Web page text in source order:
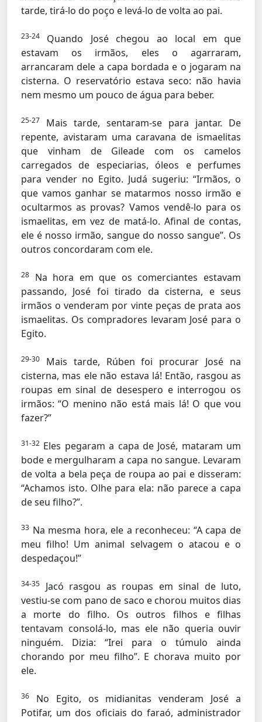
tarde, tirá-lo do poço e levá-lo de volta ao pai.
23-24
Quando José chegou ao local em que
estavam os irmãos, eles o agarraram,
arrancaram dele a capa bordada e o jogaram na
cisterna. O reservatório estava seco: não havia
nem mesmo um pouco de água para beber.
25-27
Mais tarde, sentaram-se para jantar. De
repente, avistaram uma caravana de ismaelitas
que vinham de Gileade com os camelos
carregados de especiarias, óleos e perfumes
para vender no Egito. Judá sugeriu: “Irmãos, o
que vamos ganhar se matarmos nosso irmão e
ocultarmos as provas? Vamos vendê-lo para os
ismaelitas, em vez de matá-lo. Afinal de contas,
ele é nosso irmão, sangue do nosso sangue”. Os
outros concordaram com ele.
28
Na hora em que os comerciantes estavam
passando, José foi tirado da cisterna, e seus
irmãos o venderam por vinte peças de prata aos
ismaelitas. Os compradores levaram José para o
Egito.
29-30
Mais tarde, Rúben foi procurar José na
cisterna, mas ele não estava lá! Então, rasgou as
roupas em sinal de desespero e interrogou os
irmãos: “O menino não está mais lá! O que vou
fazer?”
31-32 Eles pegaram a capa de José, mataram um
bode e mergulharam a capa no sangue. Levaram
de volta a bela peça de roupa ao pai e disseram:
“Achamos isto. Olhe para ela: não parece a capa
de seu filho?”.
33 Na mesma hora, ele a reconheceu: “A capa de
meu filho! Um animal selvagem o atacou e o
despedaçou!”
34-35
Jacó rasgou as roupas em sinal de luto,
vestiu-se com pano de saco e chorou muitos dias
a morte do filho. Os outros filhos e filhas
tentavam consolá-lo, mas ele não queria ouvir
ninguém. Dizia: “Irei para o túmulo ainda
chorando por meu filho”. E chorava muito por
ele.
36
No Egito, os midianitas venderam José a
Potifar, um dos oficiais do faraó, administrador